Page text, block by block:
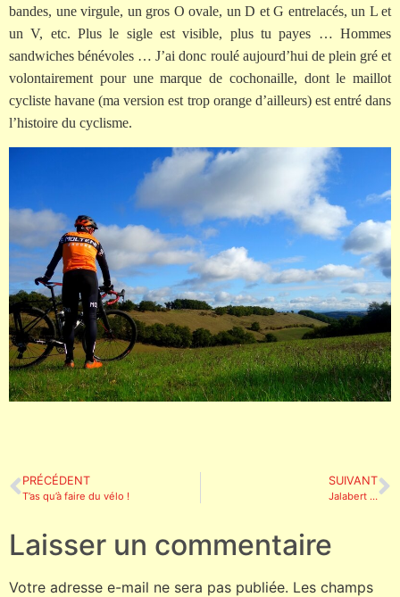
bandes, une virgule, un gros O ovale, un D et G entrelacés, un L et
un V, etc. Plus le sigle est visible, plus tu payes … Hommes
sandwiches bénévoles … J’ai donc roulé aujourd’hui de plein gré et
volontairement pour une marque de cochonaille, dont le maillot
cycliste havane (ma version est trop orange d’ailleurs) est entré dans
l’histoire du cyclisme.
PRÉCÉDENT
T’as qu’à faire du vélo !
SUIVANT
Jalabert …
Laisser un commentaire
Votre adresse e-mail ne sera pas publiée. Les champs